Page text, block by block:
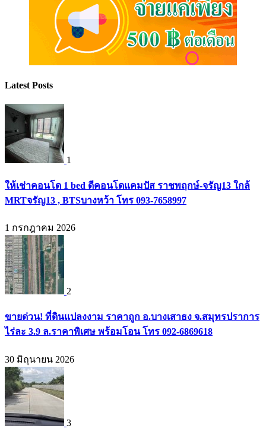
Latest Posts
1
ให้เช่าคอนโด 1 bed ดีคอนโดแคมปัส ราชพฤกษ์-จรัญ13 ใกล้
MRTจรัญ13 , BTSบางหว้า โทร 093-7658997
1 กรกฎาคม 2026
2
ขายด่วน! ที่ดินแปลงงาม ราคาถูก อ.บางเสาธง จ.สมุทรปราการ
ไร่ละ 3.9 ล.ราคาพิเศษ พร้อมโอน โทร 092-6869618
30 มิถุนายน 2026
3